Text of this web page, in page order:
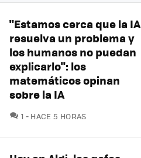
"Estamos cerca que la IA
resuelva un problema y
los humanos no puedan
explicarlo": los
matemáticos opinan
sobre la IA
1 COMENTARIOS
HACE 5 HORAS